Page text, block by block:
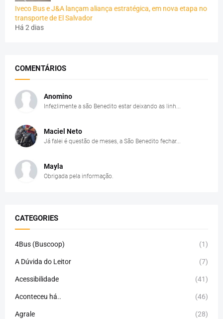
Iveco Bus e J&A lançam aliança estratégica, em nova etapa no
transporte de El Salvador
Há 2 dias
COMENTÁRIOS
Anomino
Infezlimente a são Benedito estar deixando as linh...
Maciel Neto
Já falei é questão de meses, a São Benedito fechar...
Mayla
Obrigada pela informação.
CATEGORIES
4Bus (Buscoop) (1)
A Dúvida do Leitor (7)
Acessibilidade (41)
Aconteceu há.. (46)
Agrale (28)